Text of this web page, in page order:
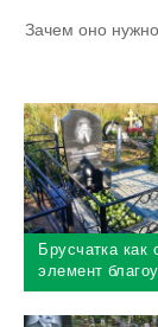
Зачем оно
Брусчатка как
элемент
могилы